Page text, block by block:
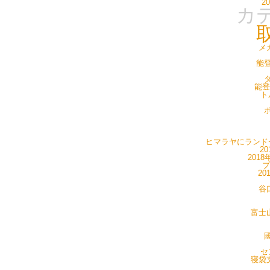
カ
メ
能
能
ヒマラヤにラン
2018
谷
富士
寝袋